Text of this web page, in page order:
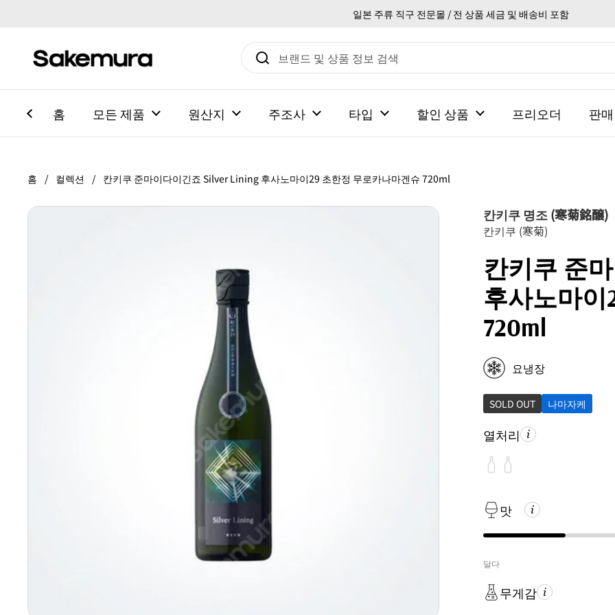
일본 주류 직구 전문몰 / 전 상품 세금 및 배송비 포함
홈 모든 제품 원산지 주조사 타입 할인 상품 프리오더 판
홈 / 컬렉션 / 칸키쿠 준마이다이긴죠 Silver Lining 후사노마이29 초한정 무로카나마겐슈 720ml
칸키쿠 명조 (寒菊銘醸)
칸키쿠 (寒菊)
칸키쿠 준
후사노마
720ml
요냉장
SOLD OUT 나마자케
열처리
맛
달다
무게감